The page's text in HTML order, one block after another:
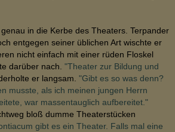
in die Kerbe des Theaters. Terpander
entgegen seiner üblichen Art wischte er
nicht einfach mit einer rüden Floskel
darüber nach. "Theater zur Bildung und
er langsam. "Gibt es so was denn?
musste, als ich meinen jungen Herrn
war massentauglich aufbereitet."
bloß dumme Theaterstücken
gibt es ein Theater. Falls mal eine